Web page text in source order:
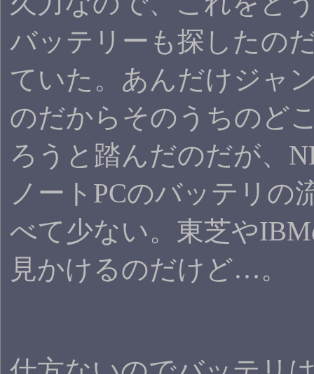
バッテリーも探したの
ていた。あんだけジャ
のだからそのうちのど
ろうと踏んだのだが、
ノートPCのバッテリの
べて少ない。東芝や
見かけるのだけど…。